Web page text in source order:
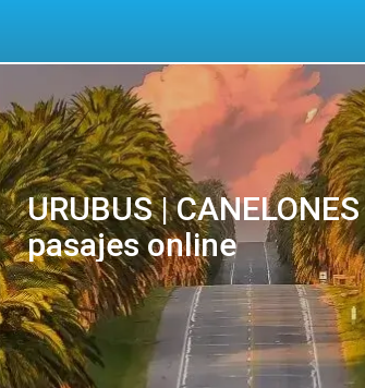
URUBUS |
pasajes online